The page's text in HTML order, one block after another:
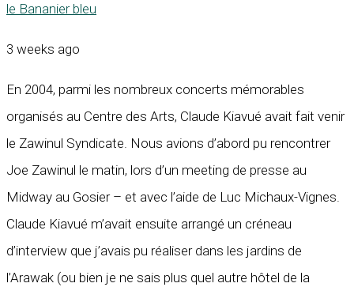
le Bananier bleu
3 weeks ago
En 2004, parmi les nombreux concerts mémorables
organisés au Centre des Arts, Claude Kiavué avait fait venir
le Zawinul Syndicate. Nous avions d’abord pu rencontrer
Joe Zawinul le matin, lors d’un meeting de presse au
Midway au Gosier – et avec l’aide de Luc Michaux-Vignes.
Claude Kiavué m’avait ensuite arrangé un créneau
d’interview que j’avais pu réaliser dans les jardins de
l’Arawak (ou bien je ne sais plus quel autre hôtel de la